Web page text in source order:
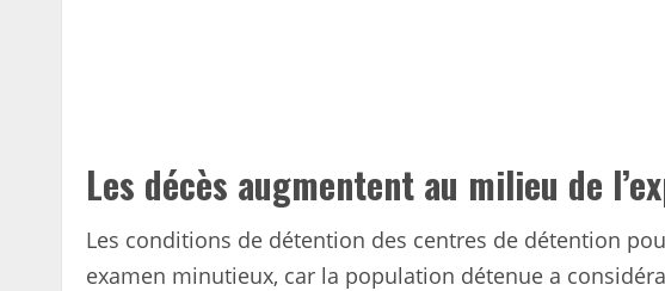
Les décès augmentent au milieu de
Les conditions de détention des centres de détention
examen minutieux, car la population détenue a